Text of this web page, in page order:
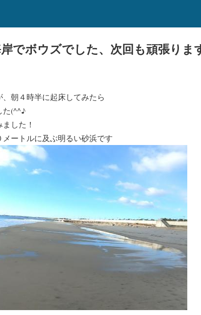
でボウズでした、次回も頑張りま
朝４時半に起床してみたら
た(^^♪
した！
ートルに及ぶ明るい砂浜です